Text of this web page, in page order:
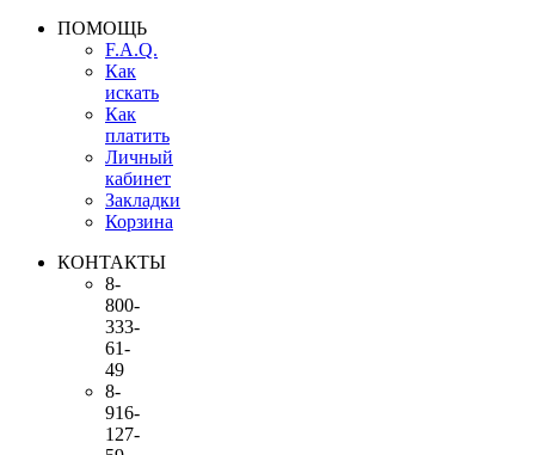
ПОМОЩЬ
F.A.Q.
Как
искать
Как
платить
Личный
кабинет
Закладки
Корзина
КОНТАКТЫ
8-
800-
333-
61-
49
8-
916-
127-